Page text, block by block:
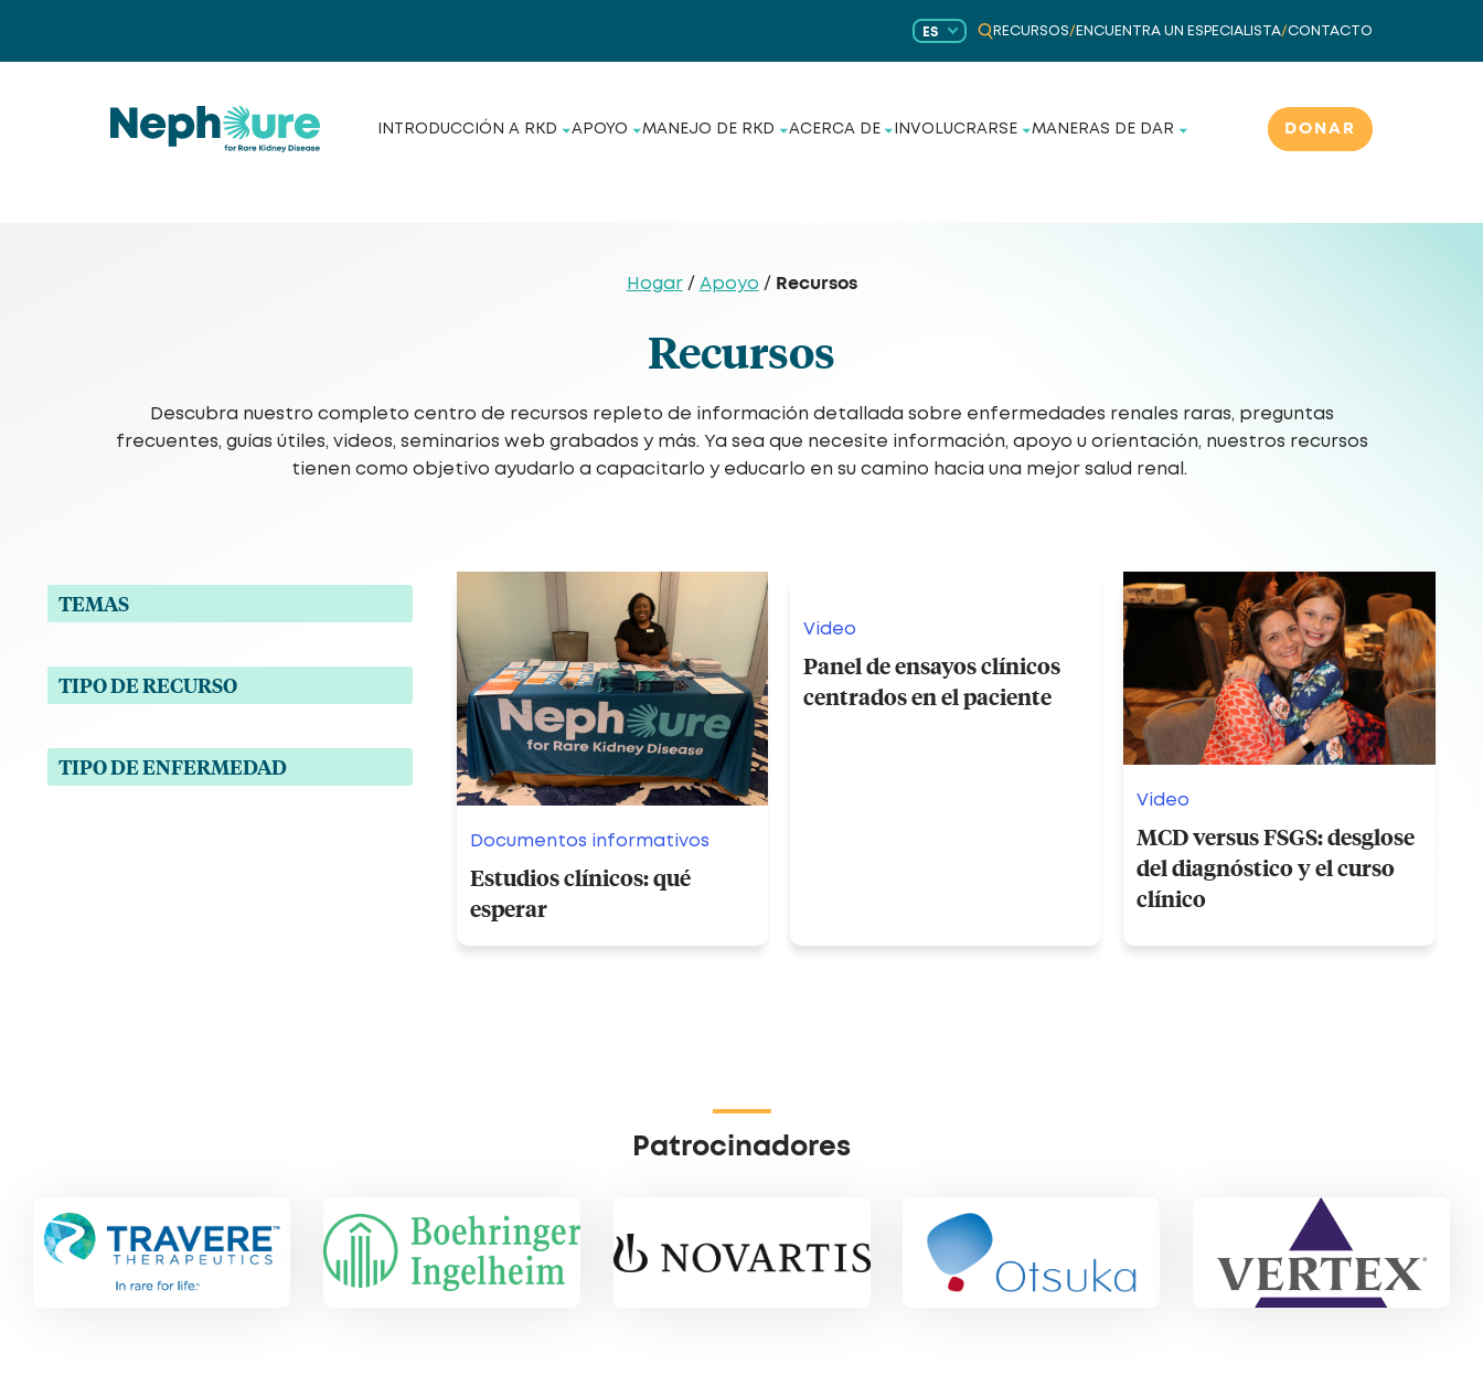
ES RECURSOS/ ENCUENTRA UN ESPECIALISTA/CONTACTO
INTRODUCCIÓN A RKD APOYO MANEJO DE RKD ACERCA DE INVOLUCRARSE MANERAS DE DAR DONAR
Hogar/ Apoyo / Recursos
Recursos
Descubra nuestro completo centro de recursos repleto de información detallada sobre enfermedades renales raras, preguntas
frecuentes, guías útiles, videos, seminarios web grabados y más. Ya sea que necesite información, apoyo u orientación, nuestros recursos
tienen como objetivo ayudarlo a capacitarlo y educarlo en su camino hacia una mejor salud renal.
TEMAS
TIPO DE RECURSO
TIPO DE ENFERMEDAD
Documentos informativos
Estudios clínicos: qué
esperar
Video
Panel de ensayos clínicos
centrados en el paciente
Video
MCD versus FSGS: desglose
del diagnóstico y el curso
clínico
Patrocinadores